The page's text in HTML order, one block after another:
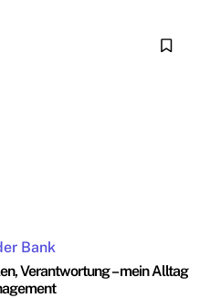
Bank
Verantwortung – mein Alltag